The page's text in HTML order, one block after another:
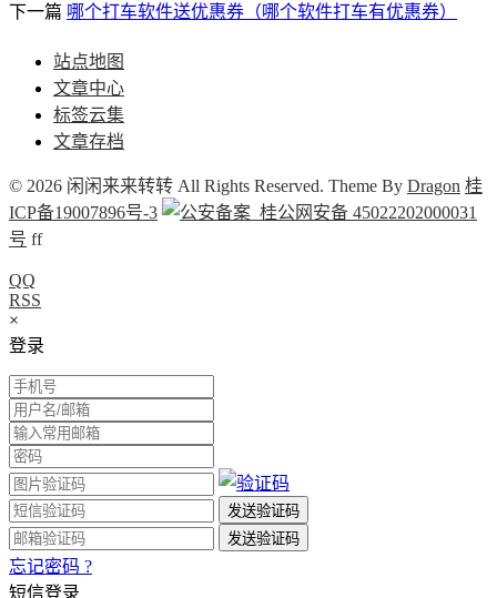
下一篇 哪个打车软件送优惠券（哪个软件打车有优惠券）
站点地图
文章中心
标签云集
文章存档
© 2026 闲闲来来转转 All Rights Reserved. Theme By Dragon 桂
ICP备19007896号-3
桂公网安备 45022202000031
号 ff
QQ
RSS
×
登录
忘记密码 ?
短信登录